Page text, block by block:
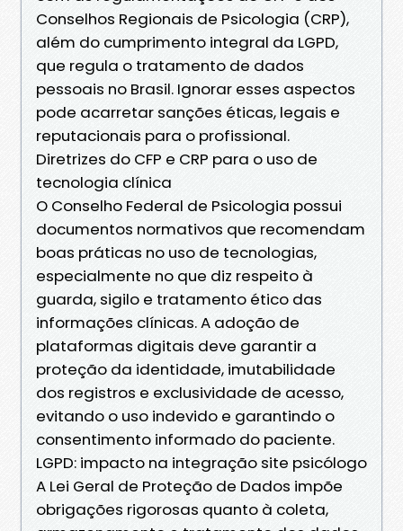
Conselhos Regionais de Psicologia (CRP),
além do cumprimento integral da LGPD,
que regula o tratamento de dados
pessoais no Brasil. Ignorar esses aspectos
pode acarretar sanções éticas, legais e
reputacionais para o profissional.
Diretrizes do CFP e CRP para o uso de
tecnologia clínica
O Conselho Federal de Psicologia possui
documentos normativos que recomendam
boas práticas no uso de tecnologias,
especialmente no que diz respeito à
guarda, sigilo e tratamento ético das
informações clínicas. A adoção de
plataformas digitais deve garantir a
proteção da identidade, imutabilidade
dos registros e exclusividade de acesso,
evitando o uso indevido e garantindo o
consentimento informado do paciente.
LGPD: impacto na integração site psicólogo
A Lei Geral de Proteção de Dados impõe
obrigações rigorosas quanto à coleta,